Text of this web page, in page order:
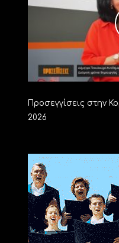
Προσεγγίσεις στην
2026